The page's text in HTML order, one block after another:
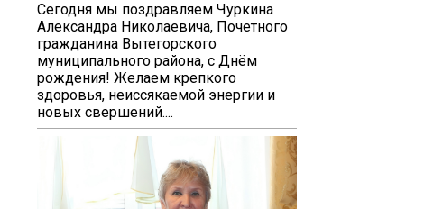
Сегодня мы поздравляем Чуркина
Александра Николаевича, Почетного
гражданина Вытегорского
муниципального района, с Днём
рождения! Желаем крепкого
здоровья, неиссякаемой энергии и
новых свершений....